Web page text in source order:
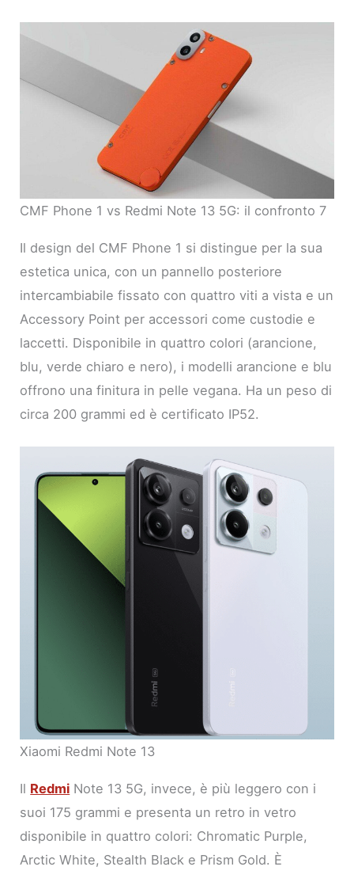
CMF Phone 1 vs Redmi Note 13 5G: il confronto 7
Il design del CMF Phone 1 si distingue per la sua
estetica unica, con un pannello posteriore
intercambiabile fissato con quattro viti a vista e un
Accessory Point per accessori come custodie e
laccetti. Disponibile in quattro colori (arancione,
blu, verde chiaro e nero), i modelli arancione e blu
offrono una finitura in pelle vegana. Ha un peso di
circa 200 grammi ed è certificato IP52.
Xiaomi Redmi Note 13
Il Redmi Note 13 5G, invece, è più leggero con i
suoi 175 grammi e presenta un retro in vetro
disponibile in quattro colori: Chromatic Purple,
Arctic White, Stealth Black e Prism Gold. È